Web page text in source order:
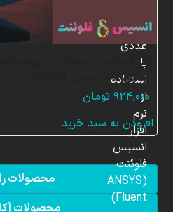
اثر اسلات بر عملکرد
سازی با انسیس فلوئنت
۹۲۴,۰۰۰ تومان
افزودن به سبد خرید
محصولات
سازی
عددی
با
استفاده
از
نرم
افزار
انسیس
فلوئنت
(ANSYS
Fluent)